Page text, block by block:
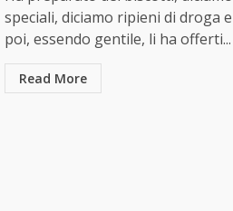
speciali, diciamo ripieni di droga e
poi, essendo gentile, li ha offerti...
Read More